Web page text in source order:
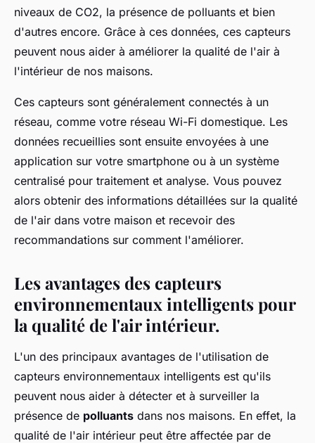
niveaux de CO2, la présence de polluants et bien
d'autres encore. Grâce à ces données, ces capteurs
peuvent nous aider à améliorer la qualité de l'air à
l'intérieur de nos maisons.
Ces capteurs sont généralement connectés à un
réseau, comme votre réseau Wi-Fi domestique. Les
données recueillies sont ensuite envoyées à une
application sur votre smartphone ou à un système
centralisé pour traitement et analyse. Vous pouvez
alors obtenir des informations détaillées sur la qualité
de l'air dans votre maison et recevoir des
recommandations sur comment l'améliorer.
Les avantages des capteurs
environnementaux intelligents pour
la qualité de l'air intérieur.
L'un des principaux avantages de l'utilisation de
capteurs environnementaux intelligents est qu'ils
peuvent nous aider à détecter et à surveiller la
présence de polluants dans nos maisons. En effet, la
qualité de l'air intérieur peut être affectée par de